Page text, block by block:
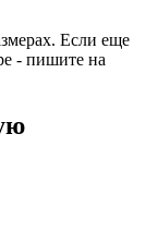
Если еще
- пишите на